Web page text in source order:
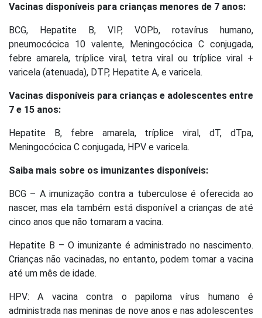
Vacinas disponíveis para crianças menores de 7 anos:
BCG, Hepatite B, VIP, VOPb, rotavírus humano,
pneumocócica 10 valente, Meningocócica C conjugada,
febre amarela, tríplice viral, tetra viral ou tríplice viral +
varicela (atenuada), DTP, Hepatite A, e varicela.
Vacinas disponíveis para crianças e adolescentes entre
7 e 15 anos:
Hepatite B, febre amarela, tríplice viral, dT, dTpa,
Meningocócica C conjugada, HPV e varicela.
Saiba mais sobre os imunizantes disponíveis:
BCG – A imunização contra a tuberculose é oferecida ao
nascer, mas ela também está disponível a crianças de até
cinco anos que não tomaram a vacina.
Hepatite B – O imunizante é administrado no nascimento.
Crianças não vacinadas, no entanto, podem tomar a vacina
até um mês de idade.
HPV: A vacina contra o papiloma vírus humano é
administrada nas meninas de nove anos e nas adolescentes